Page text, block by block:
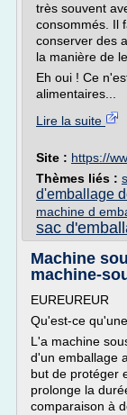
très souvent
consommés. Il
conserver des
la manière de
Eh oui ! Ce
alimentaires...
Lire la suite
Site : https://
Thèmes liés :
d'emballage
machine d
sac
Machine
machine-
EUREUREUR
Qu'est-ce
L'a machine
d'un emballage
but de protéger
prolonge la
comparaison à